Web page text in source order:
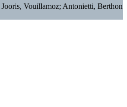
Vouillamoz; Antonietti, Berthon